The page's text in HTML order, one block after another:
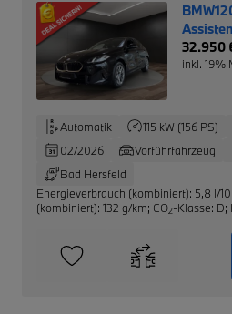
NP:
32.950
inkl. 19%
Automatik 115 kW (156 PS)
02/2026
Vorführfahrzeug
Bad Hersfeld
Energieverbrauch (kombiniert): 5,8 l/
(kombiniert): 132 g/km; CO2-Klasse: D;